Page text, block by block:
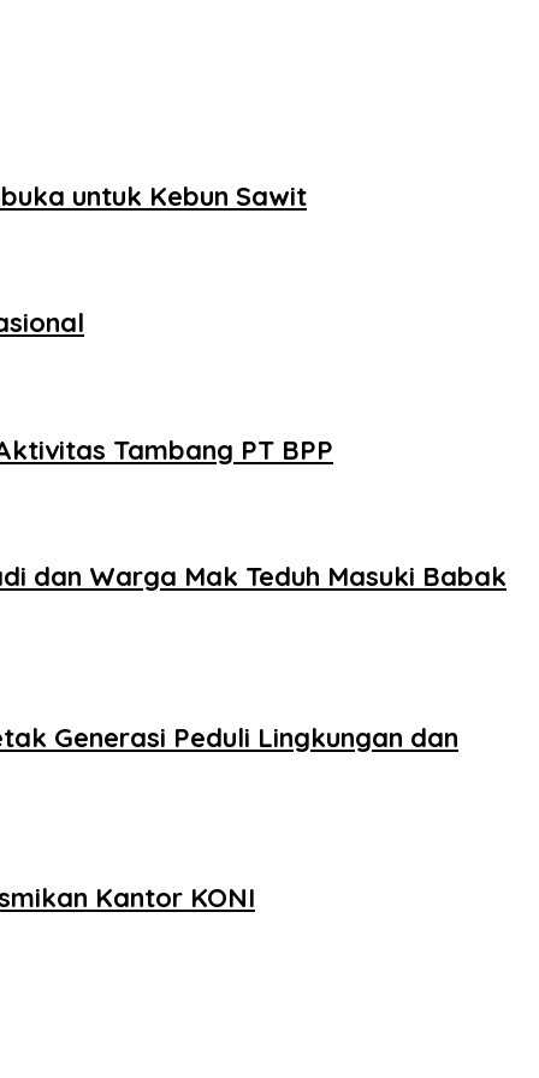
untuk Kebun Sawit
Tambang PT BPP
dan Warga Mak Teduh Masuki Babak
Generasi Peduli Lingkungan dan
Kantor KONI